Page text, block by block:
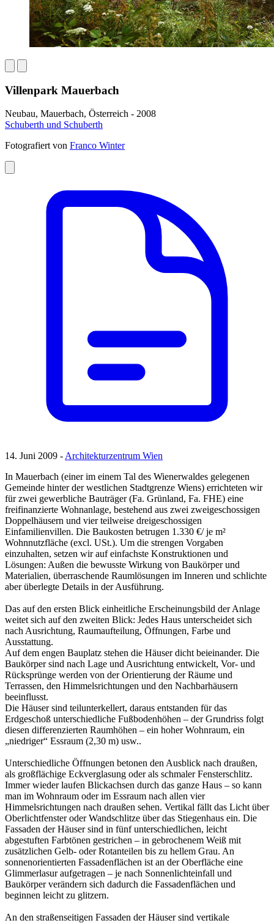
Villenpark Mauerbach
Neubau, Mauerbach, Österreich - 2008
Schuberth und Schuberth
Fotografiert von Franco Winter
14. Juni 2009 -Architekturzentrum Wien
In Mauerbach (einer im einem Tal des Wienerwaldes gelegenen
Gemeinde hinter der westlichen Stadtgrenze Wiens) errichteten wir
für zwei gewerbliche Bauträger (Fa. Grünland, Fa. FHE) eine
freifinanzierte Wohnanlage, bestehend aus zwei zweigeschossigen
Doppelhäusern und vier teilweise dreigeschossigen
Einfamilienvillen. Die Baukosten betrugen 1.330 €/ je m²
Wohnnutzfläche (excl. USt.). Um die strengen Vorgaben
einzuhalten, setzen wir auf einfachste Konstruktionen und
Lösungen: Außen die bewusste Wirkung von Baukörper und
Materialien, überraschende Raumlösungen im Inneren und schlichte
aber überlegte Details in der Ausführung.
Das auf den ersten Blick einheitliche Erscheinungsbild der Anlage
weitet sich auf den zweiten Blick: Jedes Haus unterscheidet sich
nach Ausrichtung, Raumaufteilung, Öffnungen, Farbe und
Ausstattung.
Auf dem engen Bauplatz stehen die Häuser dicht beieinander. Die
Baukörper sind nach Lage und Ausrichtung entwickelt, Vor- und
Rücksprünge werden von der Orientierung der Räume und
Terrassen, den Himmelsrichtungen und den Nachbarhäusern
beeinflusst.
Die Häuser sind teilunterkellert, daraus entstanden für das
Erdgeschoß unterschiedliche Fußbodenhöhen – der Grundriss folgt
diesen differenzierten Raumhöhen – ein hoher Wohnraum, ein
„niedriger“ Essraum (2,30 m) usw..
Unterschiedliche Öffnungen betonen den Ausblick nach draußen,
als großflächige Eckverglasung oder als schmaler Fensterschlitz.
Immer wieder laufen Blickachsen durch das ganze Haus – so kann
man im Wohnraum oder im Essraum nach allen vier
Himmelsrichtungen nach draußen sehen. Vertikal fällt das Licht über
Oberlichtfenster oder Wandschlitze über das Stiegenhaus ein. Die
Fassaden der Häuser sind in fünf unterschiedlichen, leicht
abgestuften Farbtönen gestrichen – in gebrochenem Weiß mit
zusätzlichen Gelb- oder Rotanteilen bis zu hellem Grau. An
sonnenorientierten Fassadenflächen ist an der Oberfläche eine
Glimmerlasur aufgetragen – je nach Sonnenlichteinfall und
Baukörper verändern sich dadurch die Fassadenflächen und
beginnen leicht zu glitzern.
An den straßenseitigen Fassaden der Häuser sind vertikale